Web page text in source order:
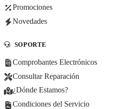
Promociones
Novedades
SOPORTE
Comprobantes Electrónicos
Consultar Reparación
¿Dónde Estamos?
Condiciones del Servicio